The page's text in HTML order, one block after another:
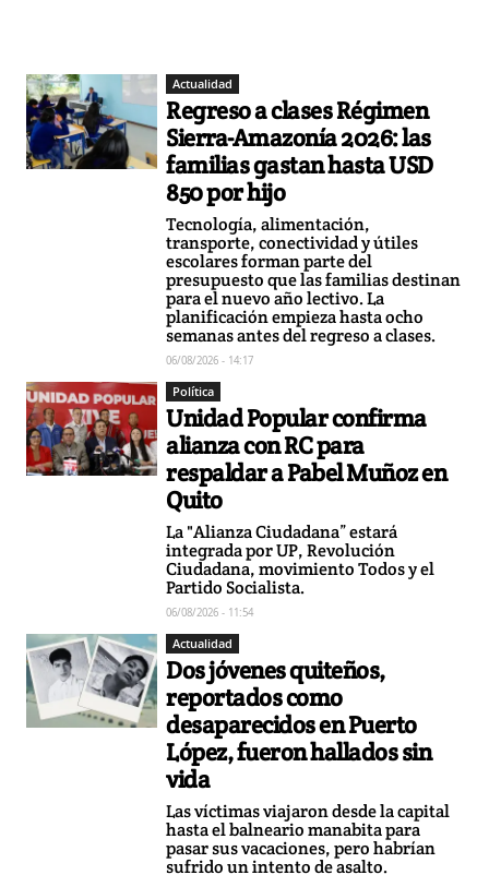
Actualidad
Regreso a clases Régimen
Sierra-Amazonía 2026: las
familias gastan hasta USD
850 por hijo
Tecnología, alimentación,
transporte, conectividad y útiles
escolares forman parte del
presupuesto que las familias destinan
para el nuevo año lectivo. La
planificación empieza hasta ocho
semanas antes del regreso a clases.
06/08/2026 - 14:17
Política
Unidad Popular confirma
alianza con RC para
respaldar a Pabel Muñoz en
Quito
La "Alianza Ciudadana” estará
integrada por UP, Revolución
Ciudadana, movimiento Todos y el
Partido Socialista.
06/08/2026 - 11:54
Actualidad
Dos jóvenes quiteños,
reportados como
desaparecidos en Puerto
López, fueron hallados sin
vida
Las víctimas viajaron desde la capital
hasta el balneario manabita para
pasar sus vacaciones, pero habrían
sufrido un intento de asalto.